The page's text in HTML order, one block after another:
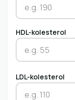
HDL-kolesterol
LDL-kolesterol